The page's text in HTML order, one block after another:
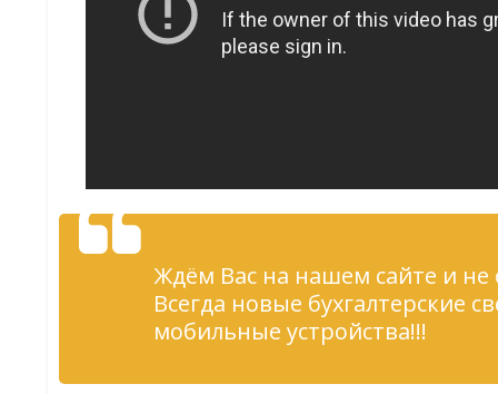
Ждём Вас на нашем сайте и
Всегда новые бухгалтерские
мобильные устройства!!!